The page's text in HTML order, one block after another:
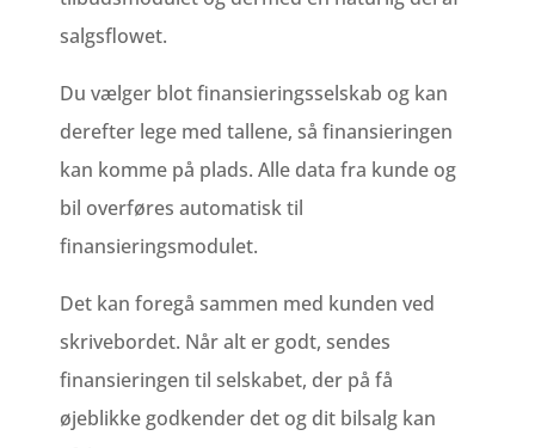
salgsflowet.
Du vælger blot finansieringsselskab og kan
derefter lege med tallene, så finansieringen
kan komme på plads. Alle data fra kunde og
bil overføres automatisk til
finansieringsmodulet.
Det kan foregå sammen med kunden ved
skrivebordet. Når alt er godt, sendes
finansieringen til selskabet, der på få
øjeblikke godkender det og dit bilsalg kan